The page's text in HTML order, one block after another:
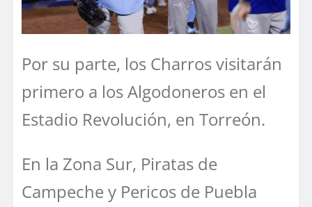
Por su parte, los Charros visitarán
primero a los Algodoneros en el
Estadio Revolución, en Torreón.
En la Zona Sur, Piratas de
Campeche y Pericos de Puebla